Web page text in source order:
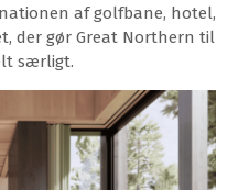
af golfbane, hotel,
der gør Great Northern til
særligt.